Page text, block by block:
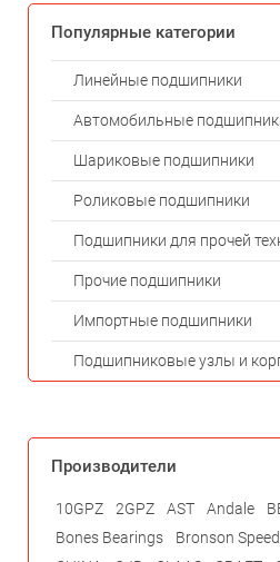
Популярные категории
Линейные подшипники
Автомобильные
Шариковые подшипники
Роликовые подшипники
Подшипники для прочей
Прочие подшипники
Импортные подшипники
Подшипниковые узлы и
Производители
10GPZ 2GPZ AST Andale
Bones Bearings
Bronson Speed